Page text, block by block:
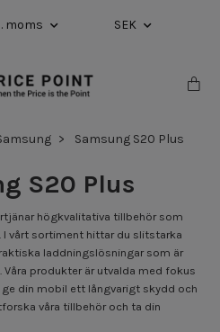
moms SEK
Samsung S20 Plus
S20 Plus
högkvalitativa tillbehör som
vårt sortiment hittar du slitstarka
laddningslösningar som är
produkter är utvalda med fokus
din mobil ett långvarigt skydd och
våra tillbehör och ta din